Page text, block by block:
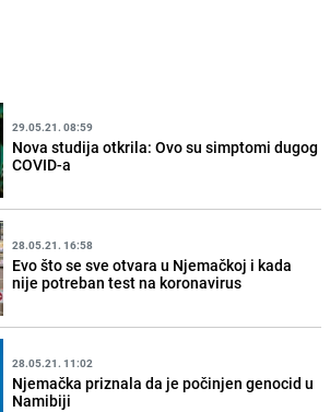
29.05.21. 08:59
Nova studija otkrila: Ovo su simptomi dugog
COVID-a
28.05.21. 16:58
Evo što se sve otvara u Njemačkoj i kada
nije potreban test na koronavirus
28.05.21. 11:02
Njemačka priznala da je počinjen genocid u
Namibiji